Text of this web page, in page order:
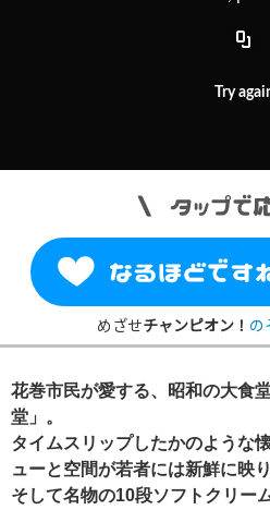
Try
めざせチャンピオン！ の
花巻市民が愛する、昭和の大食
堂」。
タイムスリップしたかのような
ューと空間が若者には新鮮に映
そして名物の10段ソフトクリー